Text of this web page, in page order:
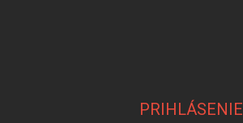
PRIHLÁSENIE